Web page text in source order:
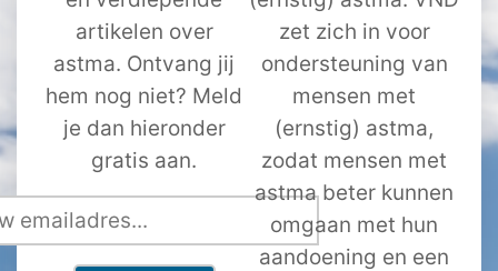
artikelen over
astma. Ontvang jij
hem nog niet? Meld
je dan hieronder
gratis aan.
zet zich in voor
ondersteuning van
mensen met
(ernstig) astma,
zodat mensen met
astma beter kunnen
omgaan met hun
aandoening en een